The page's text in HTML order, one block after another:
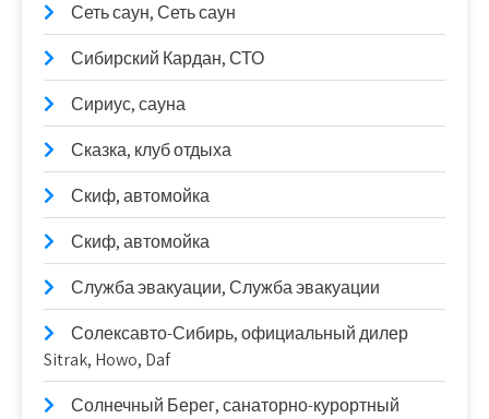
Сеть саун, Сеть саун
Сибирский Кардан, СТО
Сириус, сауна
Сказка, клуб отдыха
Скиф, автомойка
Скиф, автомойка
Служба эвакуации, Служба эвакуации
Солексавто-Сибирь, официальный дилер
Sitrak, Howo, Daf
Солнечный Берег, санаторно-курортный